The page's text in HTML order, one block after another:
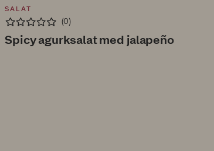
SALAT
(0)
Spicy agurksalat med jalapeño